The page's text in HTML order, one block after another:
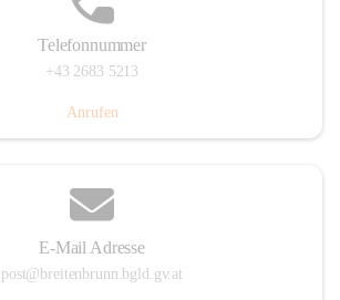
Telefonnummer
+43 2683 5213
Anrufen
E-Mail Adresse
post@breitenbrunn.bgld.gv.at